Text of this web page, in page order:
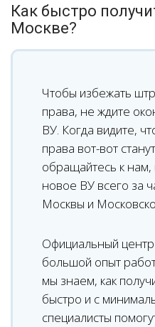
Как быстро
Москве?
Чтобы избежать
права, не ждите
ВУ. Когда видите,
права вот-вот
обращайтесь к
новое ВУ всего за
Москвы и
Официальный
большой опыт
мы знаем, как
быстро и с
специалисты